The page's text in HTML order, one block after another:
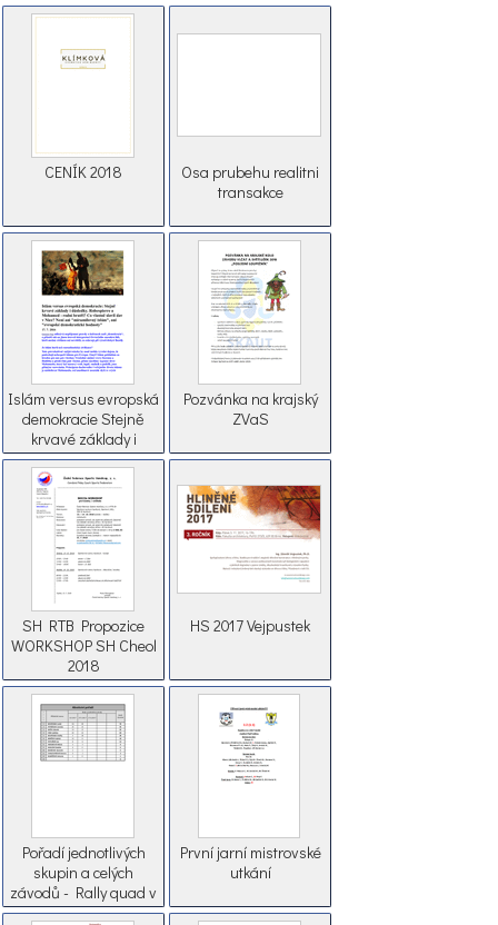
CENÍK 2018
Osa prubehu realitni
transakce
Islám versus evropská
demokracie Stejně
krvavé základy i
důsledky. Robespierre
a Mohamed rodní
bratři Co vlastně slavil
dav v N
Pozvánka na krajský
ZVaS
SH RTB Propozice
WORKSHOP SH Cheol
2018
HS 2017 Vejpustek
Pořadí jednotlivých
skupin a celých
závodů - Rally quad v
Plzeňském kraji
První jarní mistrovské
utkání